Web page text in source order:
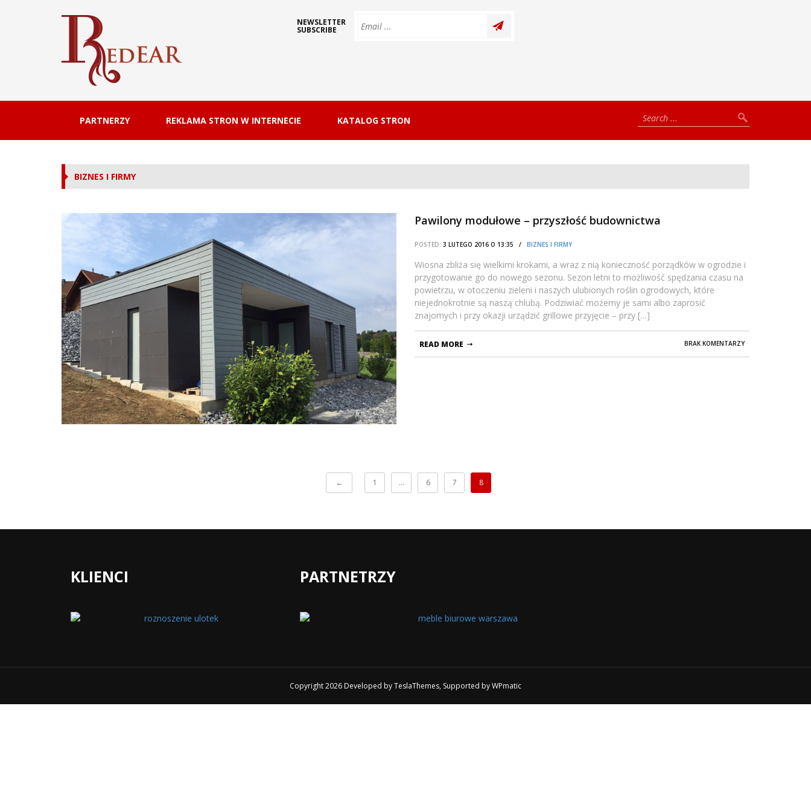
NEWSLETTER
SUBSCRIBE
PARTNERZY REKLAMA STRON W INTERNECIE KATALOG STRON
BIZNES I FIRMY
Pawilony modułowe – przyszłość budownictwa
POSTED: 3 LUTEGO 2016 O 13:35 / BIZNES I FIRMY
Wiosna zbliża się wielkimi krokami, a wraz z nią konieczność porządków w ogrodzie i
przygotowanie go do nowego sezonu. Sezon letni to możliwość spędzania czasu na
powietrzu, w otoczeniu zieleni i naszych ulubionych roślin ogrodowych, które
niejednokrotnie są naszą chlubą. Podziwiać możemy je sami albo zaprosić
znajomych i przy okazji urządzić grillowe przyjęcie – przy […]
BRAK KOMENTARZY
READ MORE
← 1 … 6 7 8
KLIENCI PARTNETRZY
Copyright 2026 Developed byTeslaThemes, Supported byWPmatic